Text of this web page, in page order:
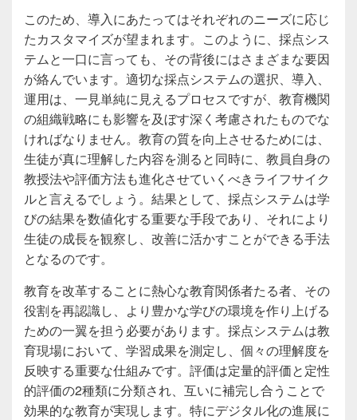
このため、導入にあたってはそれぞれのニーズに応じ
たカスタマイズが望まれます。このように、採点シス
テムと一口に言っても、その背後にはさまざまな要因
が絡んでいます。適切な採点システムの選択、導入、
運用は、一見単純に見えるプロセスですが、教育機関
の組織戦略にも影響を及ぼす深く考慮されたものでな
ければなりません。教育の質を向上させるためには、
生徒が真に理解した内容を測ると同時に、教員自身の
教授法や評価方法も進化させていくべきライフサイク
ルと言えるでしょう。結果として、採点システムは学
びの結果を数値化する重要な手段であり、それにより
生徒の成長を観察し、改善に活かすことができる手法
となるのです。
教育を改革することに熱心な教育関係者たる者、その
役割を再認識し、より豊かな学びの環境を作り上げる
ための一翼を担う必要があります。採点システムは教
育現場において、学習成果を測定し、個々の理解度を
反映する重要な仕組みです。評価は定量的評価と定性
的評価の2種類に分類され、互いに補完し合うことで
効果的な教育が実現します。特にデジタル化の進展に